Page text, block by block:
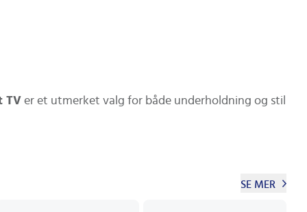
TV er et utmerket valg for både underholdning og stil
SE MER